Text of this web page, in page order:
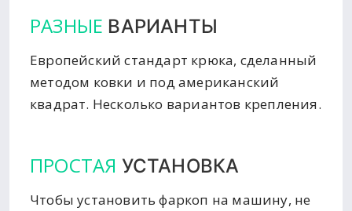
РАЗНЫЕ ВАРИАНТЫ
Европейский стандарт крюка, сделанный
методом ковки и под американский
квадрат. Несколько вариантов крепления.
ПРОСТАЯ УСТАНОВКА
Чтобы установить фаркоп на машину, не